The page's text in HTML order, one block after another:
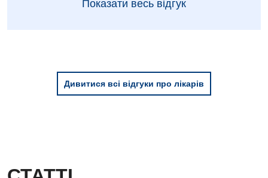
Показати весь відгук
Дивитися всі відгуки про лікарів